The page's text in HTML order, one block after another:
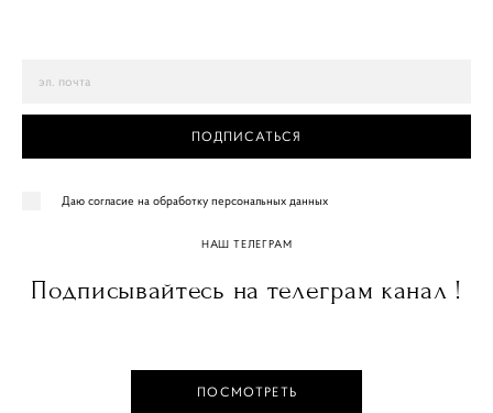
ПОДПИСАТЬСЯ
Даю согласие на обработку персональных данных
НАШ ТЕЛЕГРАМ
Подписывайтесь на телеграм канал !
ПОСМОТРЕТЬ